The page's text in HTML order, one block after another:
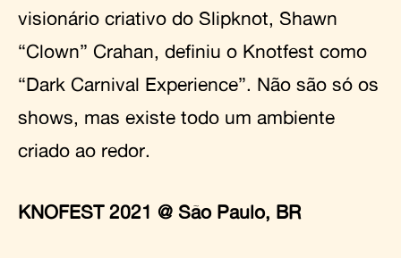
visionário criativo do Slipknot, Shawn
“Clown” Crahan, definiu o Knotfest como
“Dark Carnival Experience”. Não são só os
shows, mas existe todo um ambiente
criado ao redor.
KNOFEST 2021 @ São Paulo, BR